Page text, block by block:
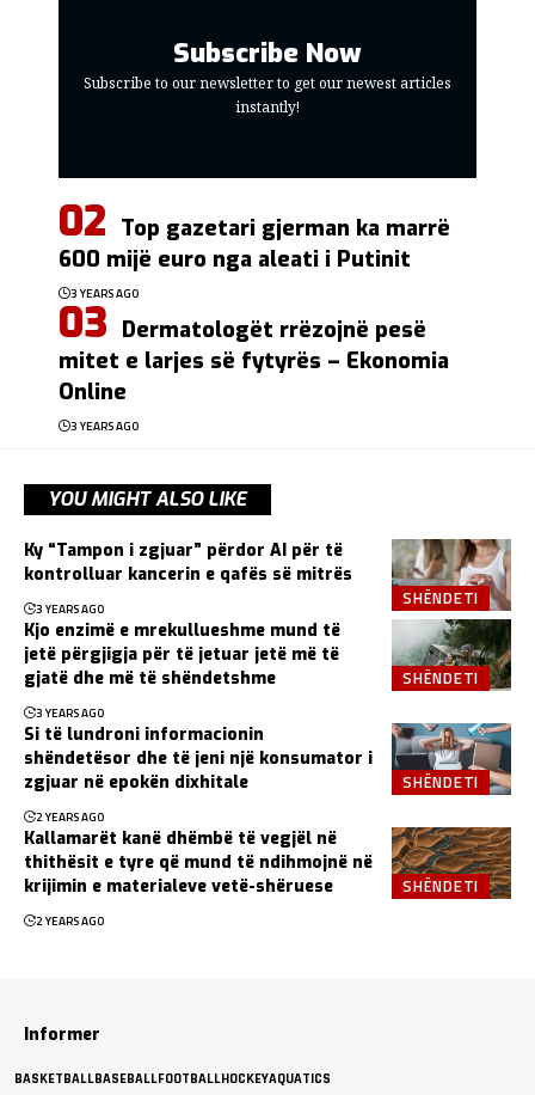
Subscribe Now
Subscribe to our newsletter to get our newest articles
instantly!
Top gazetari gjerman ka marrë
600 mijë euro nga aleati i Putinit
3 YEARS AGO
Dermatologët rrëzojnë pesë
mitet e larjes së fytyrës – Ekonomia
Online
3 YEARS AGO
YOU MIGHT ALSO LIKE
SHËNDETI
Ky “Tampon i zgjuar” përdor AI për të
kontrolluar kancerin e qafës së mitrës
3 YEARS AGO
SHËNDETI
Kjo enzimë e mrekullueshme mund të
jetë përgjigja për të jetuar jetë më të
gjatë dhe më të shëndetshme
3 YEARS AGO
SHËNDETI
Si të lundroni informacionin
shëndetësor dhe të jeni një konsumator i
zgjuar në epokën dixhitale
2 YEARS AGO
SHËNDETI
Kallamarët kanë dhëmbë të vegjël në
thithësit e tyre që mund të ndihmojnë në
krijimin e materialeve vetë-shëruese
2 YEARS AGO
Informer
BASKETBALLBASEBALLFOOTBALLHOCKEYAQUATICS